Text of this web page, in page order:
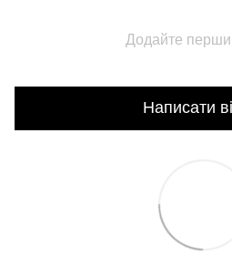
Додайте
Написати